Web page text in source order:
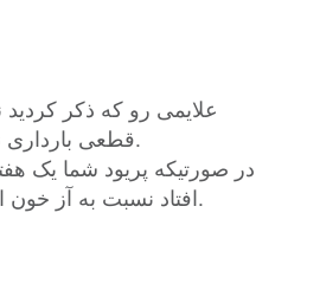
علایمی رو که ذکر کردید
قطعی بارداری نمی باشند.
در صورتیکه پریود شما یک
افتاد نسبت به آز خون اقدام کنید.